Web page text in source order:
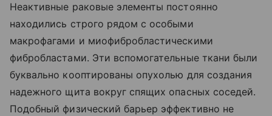
Неактивные раковые элементы постоянно
находились строго рядом с особыми
макрофагами и миофибробластическими
фибробластами. Эти вспомогательные ткани были
буквально кооптированы опухолью для создания
надежного щита вокруг спящих опасных соседей.
Подобный физический барьер эффективно не